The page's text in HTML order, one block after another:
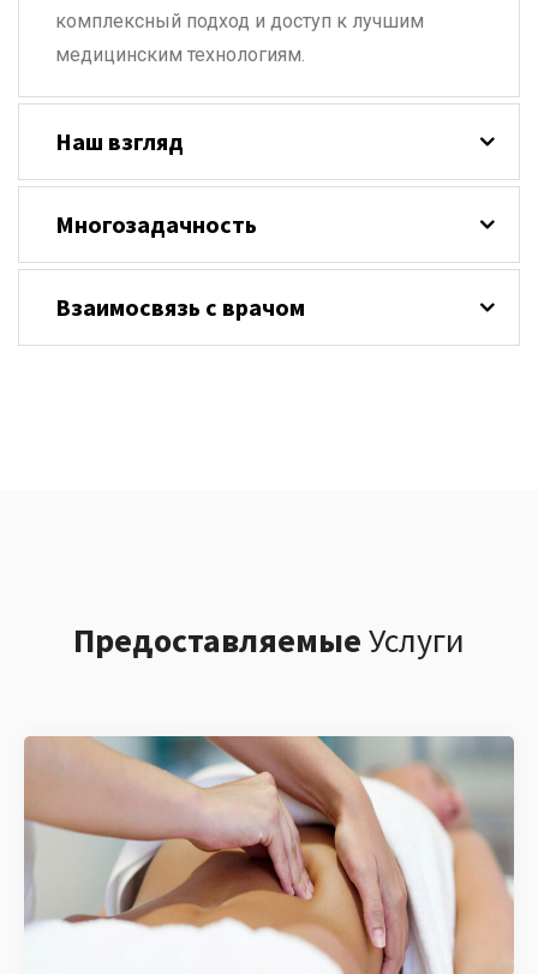
комплексный подход и доступ к лучшим
медицинским технологиям.
Наш взгляд
Многозадачность
Взаимосвязь с врачом
ПредоставляемыеУслуги